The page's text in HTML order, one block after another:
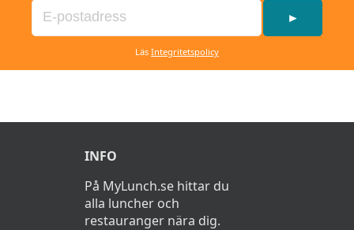
►
Läs Integritetspolicy
INFO
På MyLunch.se hittar du
alla luncher och
restauranger nära dig.